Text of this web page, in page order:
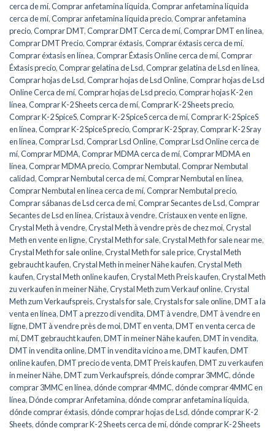
cerca de mí,Comprar anfetamina líquida,Comprar anfetamina líquida
cerca de mí,Comprar anfetamina líquida precio,Comprar anfetamina
precio,Comprar DMT,Comprar DMT Cerca de mí,Comprar DMT en línea,
Comprar DMT Precio,Comprar éxtasis,Comprar éxtasis cerca de mí,
Comprar éxtasis en línea,Comprar Éxtasis Online cerca de mí,Comprar
Éxtasis precio,Comprar gelatina de Lsd,Comprar gelatina de Lsd en línea,
Comprar hojas de Lsd,Comprar hojas de Lsd Online,Comprar hojas de Lsd
Online Cerca de mí,Comprar hojas de Lsd precio,Comprar hojas K-2 en
línea,Comprar K-2 Sheets cerca de mí,Comprar K-2 Sheets precio,
Comprar K-2 SpiceS,Comprar K-2 SpiceS cerca de mí,Comprar K-2 SpiceS
en línea,Comprar K-2 SpiceS precio,Comprar K-2 Spray,Comprar K-2 Sray
en línea,Comprar Lsd,Comprar Lsd Online,Comprar Lsd Online cerca de
mí,Comprar MDMA,Comprar MDMA cerca de mí,Comprar MDMA en
línea,Comprar MDMA precio,Comprar Nembutal,Comprar Nembutal
calidad,Comprar Nembutal cerca de mí,Comprar Nembutal en línea,
Comprar Nembutal en línea cerca de mí,Comprar Nembutal precio,
Comprar sábanas de Lsd cerca de mí,Comprar Secantes de Lsd,Comprar
Secantes de Lsd en línea,Cristaux à vendre,Cristaux en vente en ligne,
Crystal Meth à vendre,Crystal Meth à vendre près de chez moi,Crystal
Meth en vente en ligne,Crystal Meth for sale,Crystal Meth for sale near me,
Crystal Meth for sale online,Crystal Meth for sale price,Crystal Meth
gebraucht kaufen,Crystal Meth in meiner Nähe kaufen,Crystal Meth
kaufen,Crystal Meth online kaufen,Crystal Meth Preis kaufen,Crystal Meth
zu verkaufen in meiner Nähe,Crystal Meth zum Verkauf online,Crystal
Meth zum Verkaufspreis,Crystals for sale,Crystals for sale online,DMT a la
venta en línea,DMT a prezzo di vendita,DMT à vendre,DMT à vendre en
ligne,DMT à vendre près de moi,DMT en venta,DMT en venta cerca de
mí,DMT gebraucht kaufen,DMT in meiner Nähe kaufen,DMT in vendita,
DMT in vendita online,DMT in vendita vicino a me,DMT kaufen,DMT
online kaufen,DMT precio de venta,DMT Preis kaufen,DMT zu verkaufen
in meiner Nähe,DMT zum Verkaufspreis,dónde comprar 3MMC,dónde
comprar 3MMC en línea,dónde comprar 4MMC,dónde comprar 4MMC en
línea,Dónde comprar Anfetamina,dónde comprar anfetamina líquida,
dónde comprar éxtasis,dónde comprar hojas de Lsd,dónde comprar K-2
Sheets,dónde comprar K-2 Sheets cerca de mí,dónde comprar K-2 Sheets